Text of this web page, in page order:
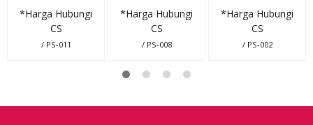
*Harga Hubungi
CS
/ PS-011
*Harga Hubungi
CS
/ PS-008
*Harga Hubungi
CS
/ PS-002